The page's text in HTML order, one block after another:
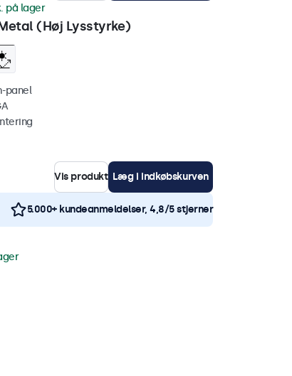
(Høj Lysstyrke)
på lager
panel
Vis produkt Læg i indkøbskurven
5.000+ kundeanmeldelser, 4,8/5 stjerner